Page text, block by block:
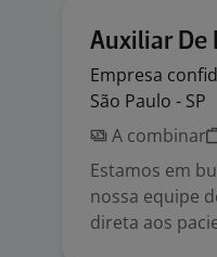
Auxiliar De
Empresa
São Paulo - SP
A combinar
Estamos em
nossa equipe
direta aos